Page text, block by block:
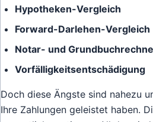
Hypotheken-Vergleich
Forward-Darlehen-Vergleich
Notar- und
Vorfälligkeitsentschädigung
Doch diese Ängste sind nahezu
Ihre Zahlungen geleistet haben.